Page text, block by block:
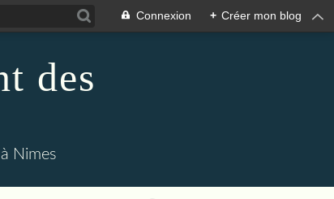
Connexion + Créer mon blog
des
Nimes